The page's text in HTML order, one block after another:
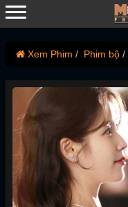
Xem Phim Phim bộ